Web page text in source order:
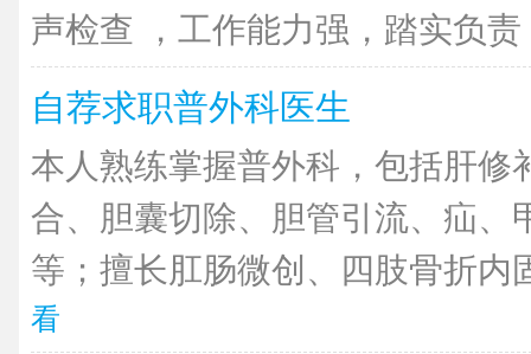
声检查 ，工作能力强，踏实负
自荐求职普外科医生
本人熟练掌握普外科，包括肝修
合、胆囊切除、胆管引流、疝、
等；擅长肛肠微创、四肢骨折内
看